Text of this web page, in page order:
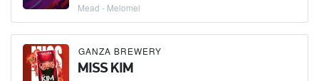
Mead - Melomel
GANZA BREWERY
MISS KIM